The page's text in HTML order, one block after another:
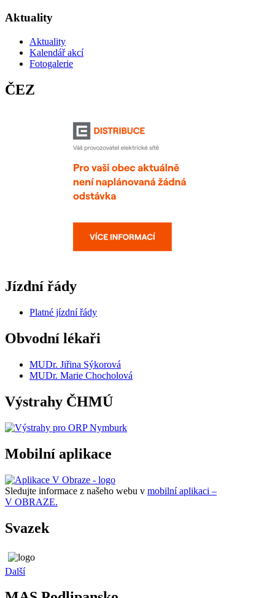
Aktuality
Aktuality
Kalendář akcí
Fotogalerie
ČEZ
Jízdní řády
Platné jízdní řády
Obvodní lékaři
MUDr. Jiřina Sýkorová
MUDr. Marie Chocholová
Výstrahy ČHMÚ
Mobilní aplikace
Sledujte informace z našeho webu v mobilní aplikaci –
V OBRAZE.
Svazek
Další